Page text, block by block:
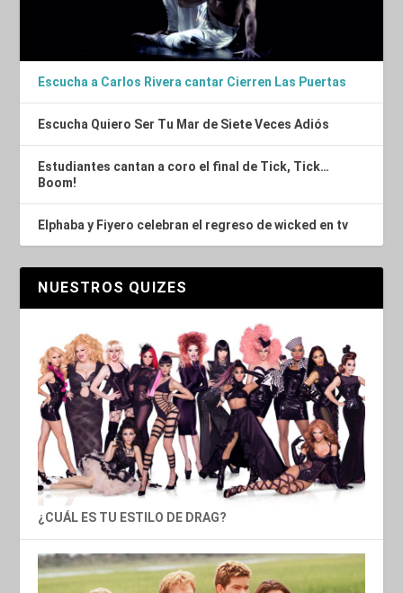
Escucha a Carlos Rivera cantar Cierren Las Puertas
Escucha Quiero Ser Tu Mar de Siete Veces Adiós
Estudiantes cantan a coro el final de Tick, Tick…
Boom!
Elphaba y Fiyero celebran el regreso de wicked en tv
NUESTROS QUIZES
¿CUÁL ES TU ESTILO DE DRAG?